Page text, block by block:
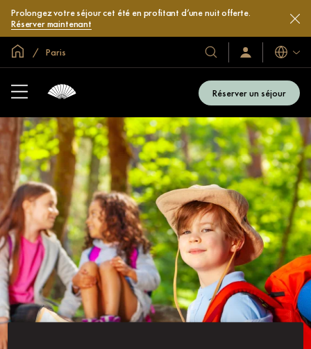
Prolongez votre séjour cet été en profitant d’une nuit offerte.
Réserver maintenant
AccueilParis
Nos
hôtels
et
complexes
Identification/
Langues
Réserver un séjour